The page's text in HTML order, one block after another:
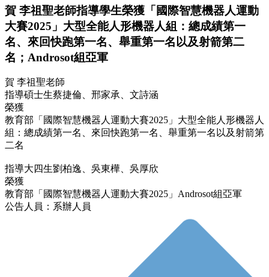
賀 李祖聖老師指導學生榮獲「國際智慧機器人運動
大賽2025」大型全能人形機器人組：總成績第一
名、來回快跑第一名、舉重第一名以及射箭第二
名；Androsot組亞軍
賀 李祖聖老師
指導碩士生蔡捷倫、邢家承、文詩涵
榮獲
教育部「國際智慧機器人運動大賽2025」大型全能人形機器人
組：總成績第一名、來回快跑第一名、舉重第一名以及射箭第
二名
指導大四生劉柏逸、吳東樺、吳厚欣
榮獲
教育部「國際智慧機器人運動大賽2025」Androsot組亞軍
公告人員：系辦人員